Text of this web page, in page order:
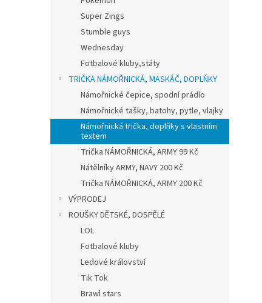
Super Zings
Stumble guys
Wednesday
Fotbalové kluby,státy
TRIČKA NÁMOŘNICKÁ, MASKÁČ, DOPLŇKY
Námořnické čepice, spodní prádlo
Námořnické tašky, batohy, pytle, vlajky
Námořnická trička, doplňky s vlastním
textem
Trička NÁMOŘNICKÁ, ARMY 99 Kč
Nátělníky ARMY, NAVY 200 Kč
Trička NÁMOŘNICKÁ, ARMY 200 Kč
VÝPRODEJ
ROUŠKY DĚTSKÉ, DOSPĚLÉ
LOL
Fotbalové kluby
Ledové království
Tik Tok
Brawl stars